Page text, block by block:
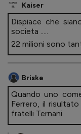
Kaiser
Dispiace che
societa .....
22 milioni sono
Briske
Quando uno
Ferrero, il
fratelli Ternani.